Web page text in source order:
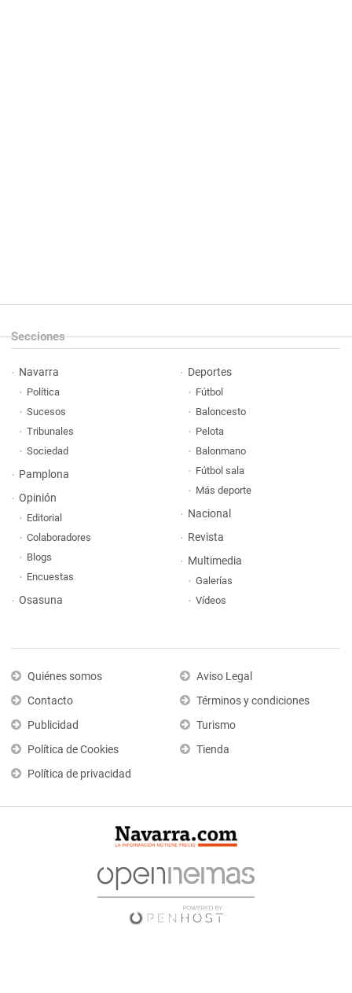
Secciones
Navarra
Política
Sucesos
Tribunales
Sociedad
Pamplona
Opinión
Editorial
Colaboradores
Blogs
Encuestas
Osasuna
Deportes
Fútbol
Baloncesto
Pelota
Balonmano
Fútbol sala
Más deporte
Nacional
Revista
Multimedia
Galerías
Vídeos
Quiénes somos
Contacto
Publicidad
Política de Cookies
Política de privacidad
Aviso Legal
Términos y condiciones
Turismo
Tienda